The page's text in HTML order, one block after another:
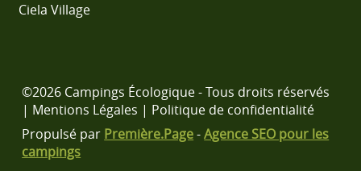
Ciela Village
©2026 Campings Écologique - Tous droits réservés
| Mentions Légales | Politique de confidentialité
Propulsé par Première.Page-Agence SEO pour les
campings